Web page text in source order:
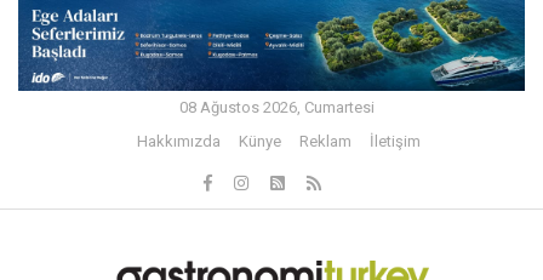
08 Ağustos 2026, Cumartesi
Hakkımızda
Künye Reklam İletişim